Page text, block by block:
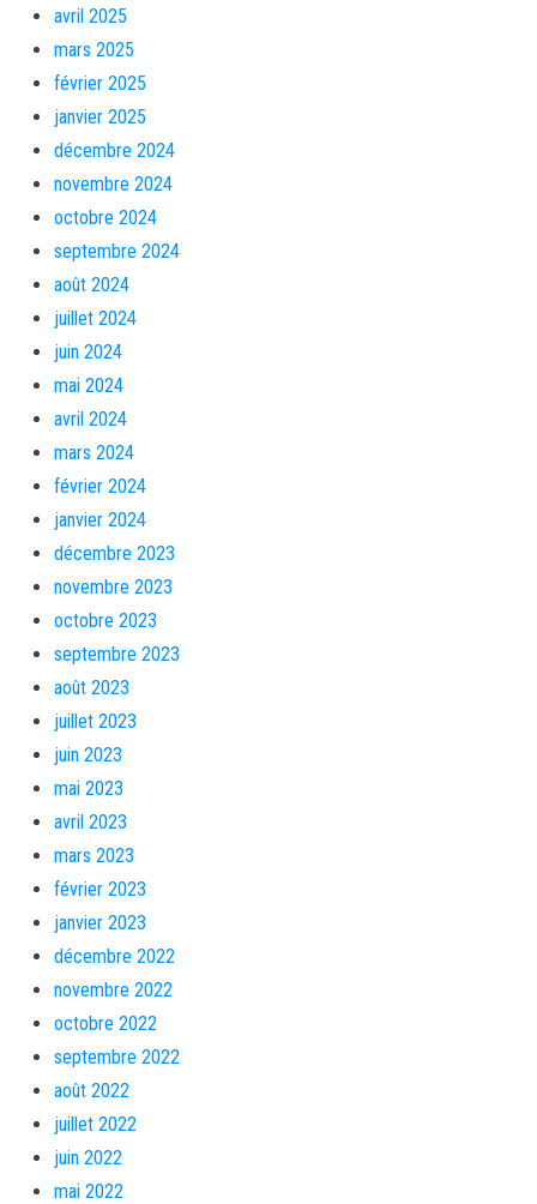
avril 2025
mars 2025
février 2025
janvier 2025
décembre 2024
novembre 2024
octobre 2024
septembre 2024
août 2024
juillet 2024
juin 2024
mai 2024
avril 2024
mars 2024
février 2024
janvier 2024
décembre 2023
novembre 2023
octobre 2023
septembre 2023
août 2023
juillet 2023
juin 2023
mai 2023
avril 2023
mars 2023
février 2023
janvier 2023
décembre 2022
novembre 2022
octobre 2022
septembre 2022
août 2022
juillet 2022
juin 2022
mai 2022